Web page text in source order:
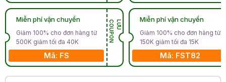
Miễn phí vận chuyển
Giảm 100% cho đơn hàng từ
500K giảm tối đa 40K
Mã: FS
L
Ư
U
C
O
U
P
O
N
Miễn phí vận chuyển
Giảm 100% cho đơn hàng từ
150K giảm tối đa 15K
Mã: FST82